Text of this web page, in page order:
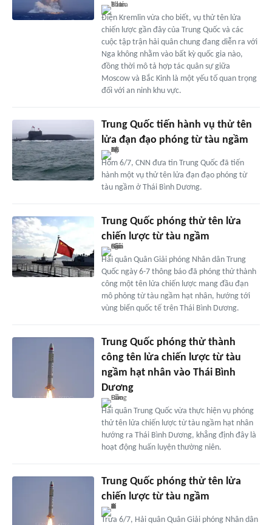
Điện Kremlin vừa cho biết, vụ thử tên lửa
chiến lược gần đây của Trung Quốc và các
cuộc tập trận hải quân chung đang diễn ra với
Nga không nhằm vào bất kỳ quốc gia nào,
đồng thời mô tả hợp tác quân sự giữa
Moscow và Bắc Kinh là một yếu tố quan trọng
đối với an ninh khu vực.
Trung Quốc tiến hành vụ thử tên
lửa đạn đạo phóng từ tàu ngầm
Hôm 6/7, CNN đưa tin Trung Quốc đã tiến
hành một vụ thử tên lửa đạn đạo phóng từ
tàu ngầm ở Thái Bình Dương.
Trung Quốc phóng thử tên lửa
chiến lược từ tàu ngầm
Hải quân Quân Giải phóng Nhân dân Trung
Quốc ngày 6-7 thông báo đã phóng thử thành
công một tên lửa chiến lược mang đầu đạn
mô phỏng từ tàu ngầm hạt nhân, hướng tới
vùng biển quốc tế trên Thái Bình Dương.
Trung Quốc phóng thử thành
công tên lửa chiến lược từ tàu
ngầm hạt nhân vào Thái Bình
Dương
Hải quân Trung Quốc vừa thực hiện vụ phóng
thử tên lửa chiến lược từ tàu ngầm hạt nhân
hướng ra Thái Bình Dương, khẳng định đây là
hoạt động huấn luyện thường niên.
Trung Quốc phóng thử tên lửa
chiến lược từ tàu ngầm
Trưa 6/7, Hải quân Quân Giải phóng Nhân dân